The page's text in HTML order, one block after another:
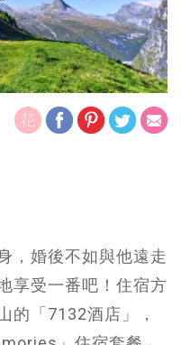
，婚後不如與他遠走
享受一番吧！住宿方
的「7132酒店」，